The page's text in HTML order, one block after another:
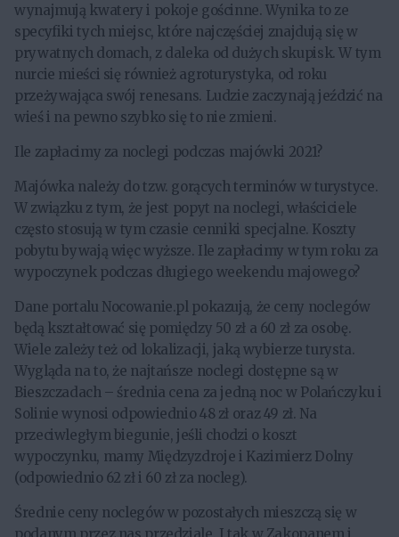
wynajmują kwatery i pokoje gościnne. Wynika to ze
specyfiki tych miejsc, które najczęściej znajdują się w
prywatnych domach, z daleka od dużych skupisk. W tym
nurcie mieści się również agroturystyka, od roku
przeżywająca swój renesans. Ludzie zaczynają jeździć na
wieś i na pewno szybko się to nie zmieni.
Ile zapłacimy za noclegi podczas majówki 2021?
Majówka należy do tzw. gorących terminów w turystyce.
W związku z tym, że jest popyt na noclegi, właściciele
często stosują w tym czasie cenniki specjalne. Koszty
pobytu bywają więc wyższe. Ile zapłacimy w tym roku za
wypoczynek podczas długiego weekendu majowego?
Dane portalu Nocowanie.pl pokazują, że ceny noclegów
będą kształtować się pomiędzy 50 zł a 60 zł za osobę.
Wiele zależy też od lokalizacji, jaką wybierze turysta.
Wygląda na to, że najtańsze noclegi dostępne są w
Bieszczadach – średnia cena za jedną noc w Polańczyku i
Solinie wynosi odpowiednio 48 zł oraz 49 zł. Na
przeciwległym biegunie, jeśli chodzi o koszt
wypoczynku, mamy Międzyzdroje i Kazimierz Dolny
(odpowiednio 62 zł i 60 zł za nocleg).
Średnie ceny noclegów w pozostałych mieszczą się w